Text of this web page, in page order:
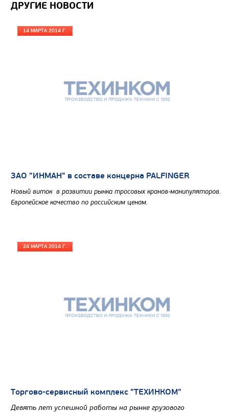
ДРУГИЕ НОВОСТИ
14 МАРТА 2014 Г.
ЗАО "ИНМАН" в составе концерна PALFINGER
Новый виток в развитии рынка тросовых кранов-манипуляторов.
Европейское качество по российским ценам.
24 МАРТА 2014 Г.
Торгово-сервисный комплекс "ТЕХИНКОМ"
Девять лет успешной работы на рынке грузового